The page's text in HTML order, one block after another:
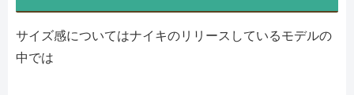
サイズ感についてはナイキのリリースしているモデルの
中では